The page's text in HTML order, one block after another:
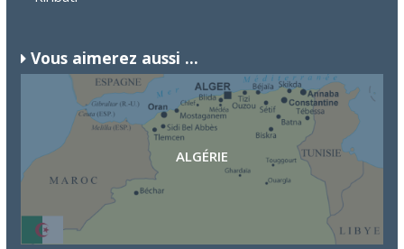
Vous aimerez aussi ...
ALGÉRIE